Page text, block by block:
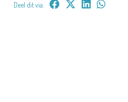
Deel dit via: